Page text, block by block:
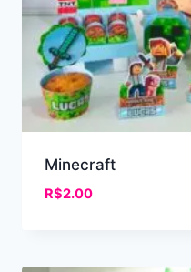
Minecraft
R$2.00